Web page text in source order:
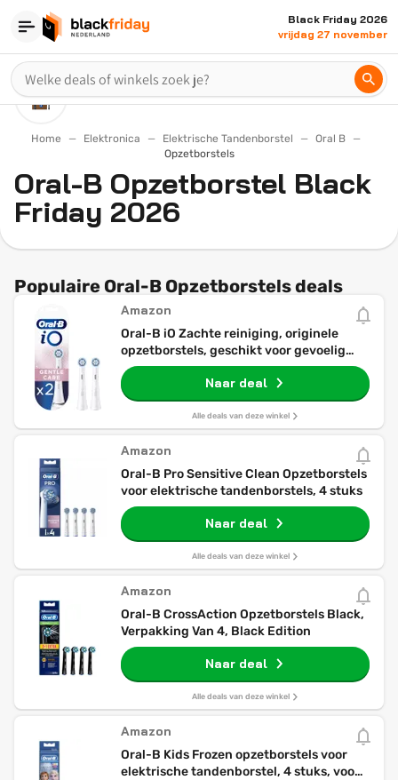
Black Friday 2026
vrijdag 27 november
Home Elektronica Elektrische Tandenborstel
Oral B
Opzetborstels
Oral-B Opzetborstel Black
Friday 2026
Populaire Oral-B Opzetborstels deals
Amazon
Oral-B iO Zachte reiniging, originele
opzetborstels, geschikt voor gevoelig
tandvlees, wit, 2 stuks
Naar deal
Alle deals van deze winkel
Amazon
Oral-B Pro Sensitive Clean Opzetborstels
voor elektrische tandenborstels, 4 stuks
Naar deal
Alle deals van deze winkel
Amazon
Oral-B CrossAction Opzetborstels Black,
Verpakking Van 4, Black Edition
Naar deal
Alle deals van deze winkel
Amazon
Oral-B Kids Frozen opzetborstels voor
elektrische tandenborstel, 4 stuks, voor